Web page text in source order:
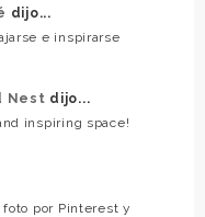
dijo...
e inspirarse
Nest dijo...
inspiring space!
por Pinterest y